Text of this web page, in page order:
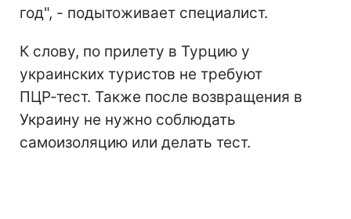
год", - подытоживает специалист.
К слову, по прилету в Турцию у
украинских туристов не требуют
ПЦР-тест. Также после возвращения в
Украину не нужно соблюдать
самоизоляцию или делать тест.